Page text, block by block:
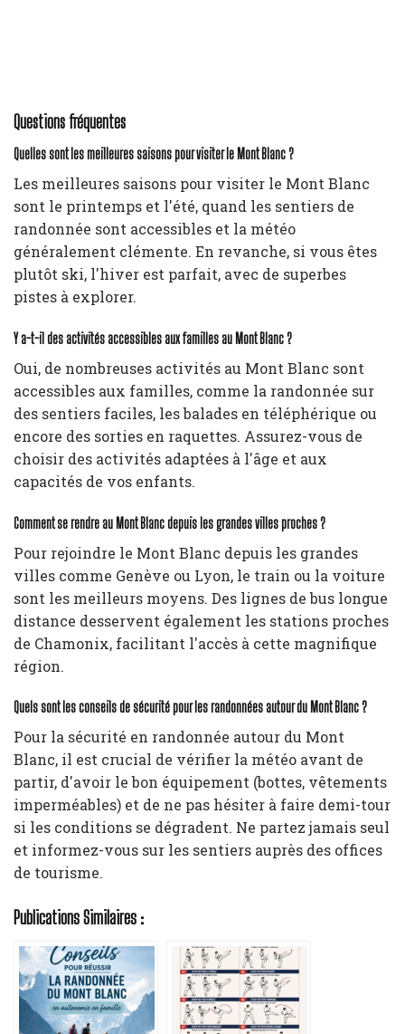
Questions fréquentes
Quelles sont les meilleures saisons pour visiter le Mont Blanc ?
Les meilleures saisons pour visiter le Mont Blanc
sont le printemps et l'été, quand les sentiers de
randonnée sont accessibles et la météo
généralement clémente. En revanche, si vous êtes
plutôt ski, l'hiver est parfait, avec de superbes
pistes à explorer.
Y a-t-il des activités accessibles aux familles au Mont Blanc ?
Oui, de nombreuses activités au Mont Blanc sont
accessibles aux familles, comme la randonnée sur
des sentiers faciles, les balades en téléphérique ou
encore des sorties en raquettes. Assurez-vous de
choisir des activités adaptées à l'âge et aux
capacités de vos enfants.
Comment se rendre au Mont Blanc depuis les grandes villes proches ?
Pour rejoindre le Mont Blanc depuis les grandes
villes comme Genève ou Lyon, le train ou la voiture
sont les meilleurs moyens. Des lignes de bus longue
distance desservent également les stations proches
de Chamonix, facilitant l'accès à cette magnifique
région.
Quels sont les conseils de sécurité pour les randonnées autour du Mont Blanc ?
Pour la sécurité en randonnée autour du Mont
Blanc, il est crucial de vérifier la météo avant de
partir, d'avoir le bon équipement (bottes, vêtements
imperméables) et de ne pas hésiter à faire demi-tour
si les conditions se dégradent. Ne partez jamais seul
et informez-vous sur les sentiers auprès des offices
de tourisme.
Publications Similaires :